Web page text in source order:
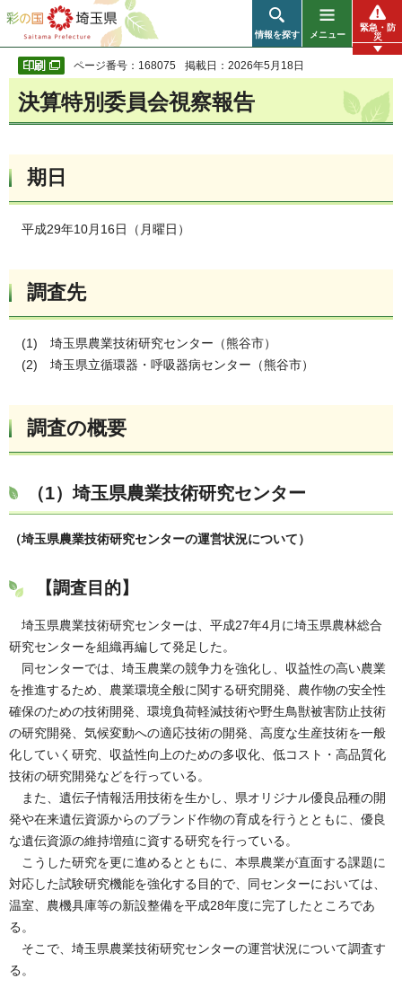
彩の国 埼玉県
情報を探す メニュー
緊急・防
災
ページ番号：168075 掲載日：2026年5月18日
決算特別委員会視察報告
期日
平成29年10月16日（月曜日）
調査先
(1) 埼玉県農業技術研究センター（熊谷市）
(2) 埼玉県立循環器・呼吸器病センター（熊谷市）
調査の概要
（1）埼玉県農業技術研究センター
（埼玉県農業技術研究センターの運営状況について）
【調査目的】
埼玉県農業技術研究センターは、平成27年4月に埼玉県農林総合
研究センターを組織再編して発足した。
同センターでは、埼玉農業の競争力を強化し、収益性の高い農業
を推進するため、農業環境全般に関する研究開発、農作物の安全性
確保のための技術開発、環境負荷軽減技術や野生鳥獣被害防止技術
の研究開発、気候変動への適応技術の開発、高度な生産技術を一般
化していく研究、収益性向上のための多収化、低コスト・高品質化
技術の研究開発などを行っている。
また、遺伝子情報活用技術を生かし、県オリジナル優良品種の開
発や在来遺伝資源からのブランド作物の育成を行うとともに、優良
な遺伝資源の維持増殖に資する研究を行っている。
こうした研究を更に進めるとともに、本県農業が直面する課題に
対応した試験研究機能を強化する目的で、同センターにおいては、
温室、農機具庫等の新設整備を平成28年度に完了したところであ
る。
そこで、埼玉県農業技術研究センターの運営状況について調査す
る。